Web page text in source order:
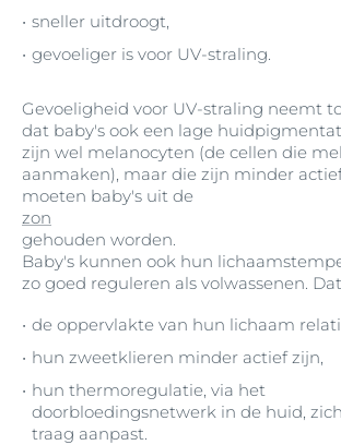
sneller uitdroogt,
gevoeliger is voor UV-straling.
Gevoeligheid voor UV-straling neemt
dat baby's ook een lage
zijn wel melanocyten (de cellen die
aanmaken), maar die zijn minder
moeten baby's uit de
zon
gehouden worden.
Baby's kunnen ook hun
zo goed reguleren als volwassenen.
de oppervlakte van hun lichaam
hun zweetklieren minder actief zijn,
hun thermoregulatie, via het
doorbloedingsnetwerk in de huid,
traag aanpast.